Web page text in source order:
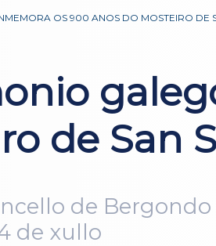
OS 900 ANOS DO MOSTEIRO DE
de San
de Bergondo
de xullo